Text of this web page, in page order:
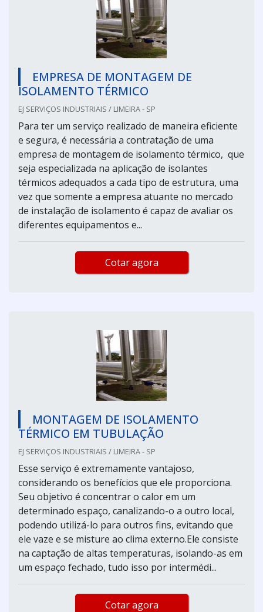
EMPRESA DE MONTAGEM DE
ISOLAMENTO TÉRMICO
EJ SERVIÇOS INDUSTRIAIS / LIMEIRA - SP
Para ter um serviço realizado de maneira eficiente
e segura, é necessária a contratação de uma
empresa de montagem de isolamento térmico, que
seja especializada na aplicação de isolantes
térmicos adequados a cada tipo de estrutura, uma
vez que somente a empresa atuante no mercado
de instalação de isolamento é capaz de avaliar os
diferentes equipamentos e...
Cotar agora
MONTAGEM DE ISOLAMENTO
TÉRMICO EM TUBULAÇÃO
EJ SERVIÇOS INDUSTRIAIS / LIMEIRA - SP
Esse serviço é extremamente vantajoso,
considerando os benefícios que ele proporciona.
Seu objetivo é concentrar o calor em um
determinado espaço, canalizando-o a outro local,
podendo utilizá-lo para outros fins, evitando que
ele vaze e se misture ao clima externo.Ele consiste
na captação de altas temperaturas, isolando-as em
um espaço fechado, tudo isso por intermédi...
Cotar agora